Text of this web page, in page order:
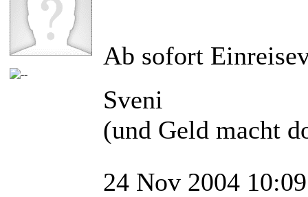
Ab sofort
Sveni
(und Geld macht
24 Nov 2004 10:09